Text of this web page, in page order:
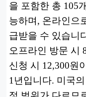
을 포함한 총 105
능하며, 온라인으
급받을 수 있습니
오프라인 방문 시
신청 시 12,300원
1년입니다. 미국